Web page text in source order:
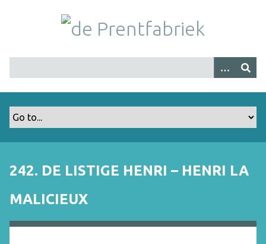
h
242. DE LISTIGE HENRI – HENRI LA
MALICIEUX